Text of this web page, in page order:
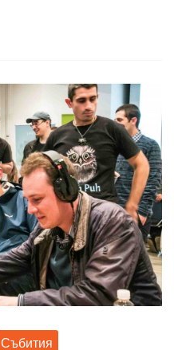
Събития